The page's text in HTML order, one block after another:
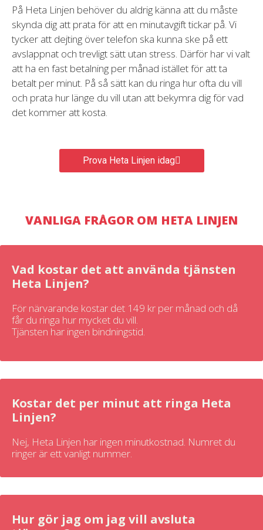
På Heta Linjen behöver du aldrig känna att du måste
skynda dig att prata för att en minutavgift tickar på. Vi
tycker att dejting över telefon ska kunna ske på ett
avslappnat och trevligt sätt utan stress. Därför har vi valt
att ha en fast betalning per månad istället för att ta
betalt per minut. På så sätt kan du ringa hur ofta du vill
och prata hur länge du vill utan att bekymra dig för vad
det kommer att kosta.
Prova Heta Linjen idag
VANLIGA FRÅGOR OM HETA LINJEN
Vad kostar det att använda tjänsten
Heta Linjen?
För närvarande kostar det 149 kr per månad och då
får du ringa hur mycket du vill.
Tjänsten har ingen bindningstid.
Kostar det per minut att ringa Heta
Linjen?
Nej, Heta Linjen har ingen minutkostnad. Numret du
ringer är ett vanligt nummer.
Hur gör jag om jag vill avsluta